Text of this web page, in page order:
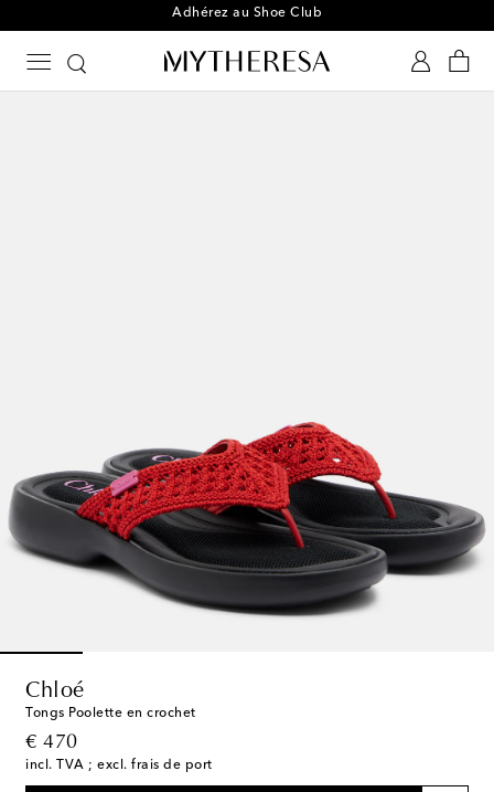
Adhérez au Shoe Club
Chloé
Tongs Poolette en crochet
€ 470
original price
incl. TVA ; excl. frais de port